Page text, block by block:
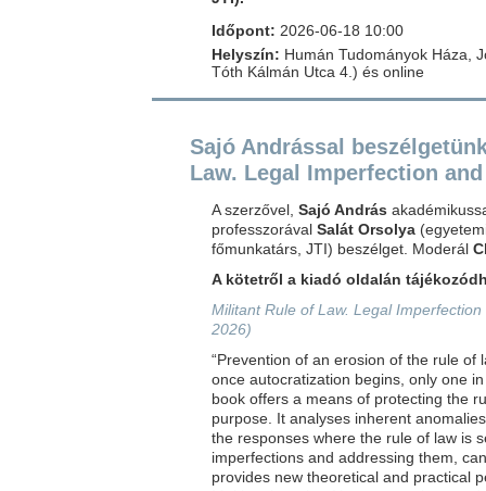
Időpont: 2026-06-18 10:00
Helyszín: Humán Tudományok Háza,
Tóth Kálmán Utca 4.) és online
Sajó Andrással
Law. Legal Imperfection
A szerzővel, Sajó András
professzorával Salát Orsolya
főmunkatárs, JTI) beszélget. Moderál
A kötetről a kiadó oldalán
Militant Rule of Law. Legal
2026)
“Prevention of an erosion of the rule
once autocratization begins, only one
book offers a means of protecting the
purpose. It analyses inherent
the responses where the rule of law is
imperfections and addressing them,
provides new theoretical and practical